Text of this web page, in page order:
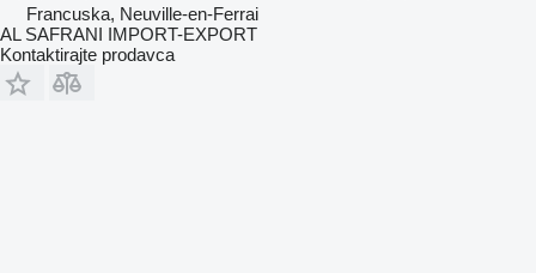
Francuska, Neuville-en-Ferrai
AL SAFRANI IMPORT-EXPORT
Kontaktirajte prodavca